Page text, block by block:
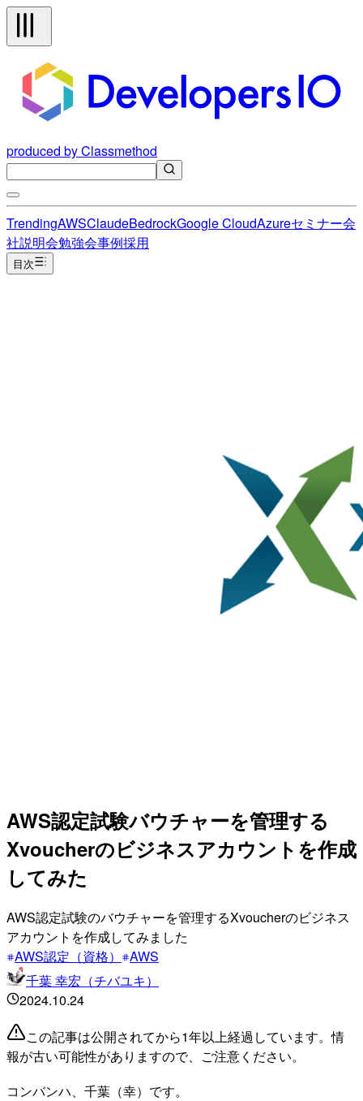
produced by Classmethod
TrendingAWSClaudeBedrockGoogle CloudAzureセミナー会
社説明会勉強会事例採用
目次
AWS認定試験バウチャーを管理する
Xvoucherのビジネスアカウントを作成
してみた
AWS認定試験のバウチャーを管理するXvoucherのビジネス
アカウントを作成してみました
AWS認定（資格）
AWS
千葉 幸宏（チバユキ）
2024.10.24
この記事は公開されてから1年以上経過しています。情
報が古い可能性がありますので、ご注意ください。
コンバンハ、千葉（幸）です。